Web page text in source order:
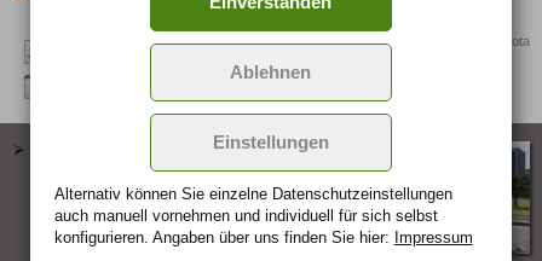
Quelle: Toyota
Konzept-Scooter HYbrid3 compressor
Ablehnen
Einstellungen
Alternativ können Sie einzelne Datenschutz­ein­stellungen
auch manuell vor­nehmen und indivi­duell für sich selbst
konfigurieren. Angaben über uns finden Sie hier: Impressum